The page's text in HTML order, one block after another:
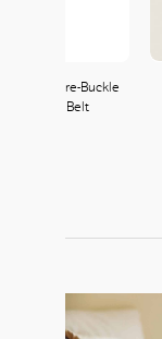
Square-Buckle
Leather Belt